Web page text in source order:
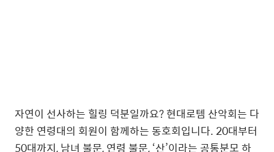
자연이 선사하는 힐링 덕분일까요? 현대로템 산악회는 다
양한 연령대의 회원이 함께하는 동호회입니다. 20대부터
50대까지, 남녀 불문, 연령 불문, ‘산’이라는 공통분모 하